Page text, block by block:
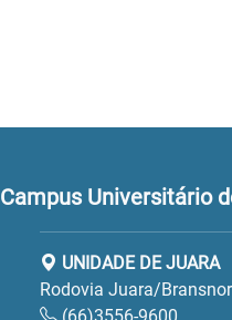
Campus Universitário
UNIDADE DE JUARA
Rodovia Juara/